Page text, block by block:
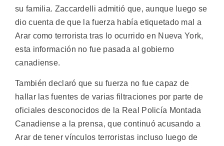
su familia. Zaccardelli admitió que, aunque luego se
dio cuenta de que la fuerza había etiquetado mal a
Arar como terrorista tras lo ocurrido en Nueva York,
esta información no fue pasada al gobierno
canadiense.
También declaró que su fuerza no fue capaz de
hallar las fuentes de varias filtraciones por parte de
oficiales desconocidos de la Real Policía Montada
Canadiense a la prensa, que continuó acusando a
Arar de tener vínculos terroristas incluso luego de